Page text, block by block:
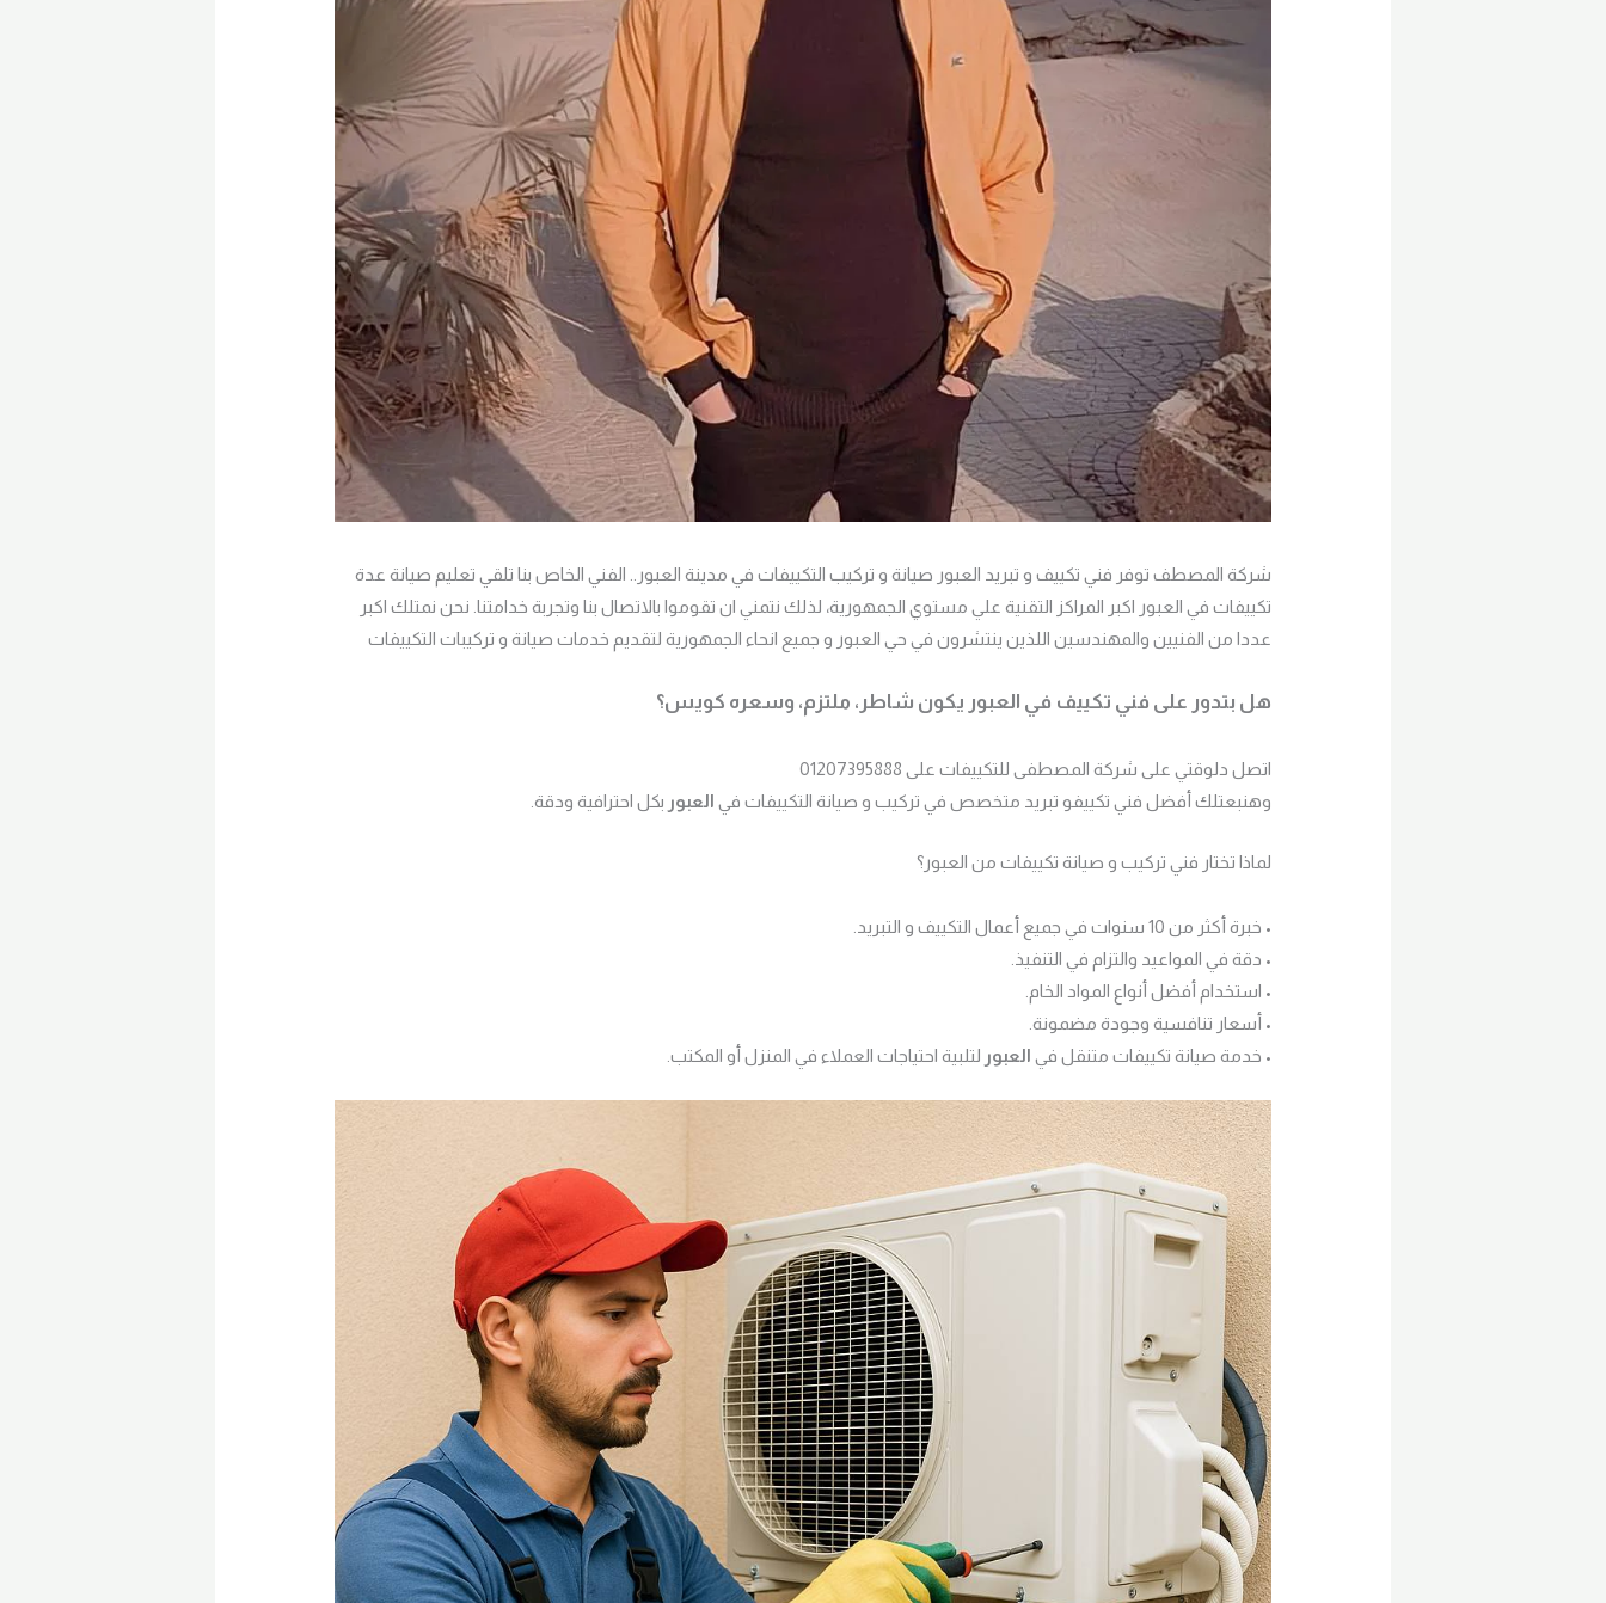
شركة المصطف توفر فني تكييف و تبريد العبور صيانة و تركيب التكييفات في مدينة العبور.. الفني الخاص بنا تلقي تعليم صيانة عدة
تكييفات في العبور اكبر المراكز التقنية علي مستوي الجمهورية، لذلك نتمني ان تقوموا بالاتصال بنا وتجربة خدامتنا. نحن نمتلك اكبر
عددا من الفنيين والمهندسين اللذين ينتشرون في حي العبور و جميع انحاء الجمهورية لتقديم خدمات صيانة و تركيبات التكييفات
هل بتدور على فني تكييف في العبور يكون شاطر، ملتزم، وسعره كويس؟
اتصل دلوقتي على شركة المصطفى للتكييفات على 01207395888
وهنبعتلك أفضل فني تكييفو تبريد متخصص في تركيب و صيانة التكييفات في العبور بكل احترافية ودقة.
لماذا تختار فني تركيب و صيانة تكييفات من العبور؟
• خبرة أكثر من 10 سنوات في جميع أعمال التكييف و التبريد.
• دقة في المواعيد والتزام في التنفيذ.
• استخدام أفضل أنواع المواد الخام.
• أسعار تنافسية وجودة مضمونة.
• خدمة صيانة تكييفات متنقل في العبور لتلبية احتياجات العملاء في المنزل أو المكتب.